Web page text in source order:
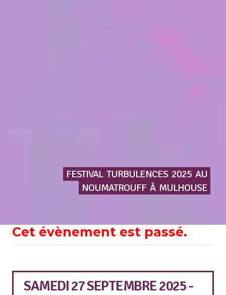
FESTIVAL TURBULENCES 2025 AU
NOUMATROUFF À MULHOUSE
Cet évènement est passé.
SAMEDI 27 SEPTEMBRE 2025 -